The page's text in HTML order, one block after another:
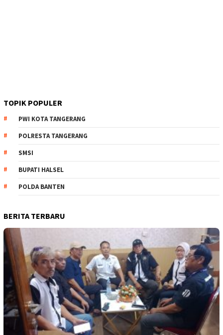
TOPIK POPULER
PWI KOTA TANGERANG
POLRESTA TANGERANG
SMSI
BUPATI HALSEL
POLDA BANTEN
BERITA TERBARU